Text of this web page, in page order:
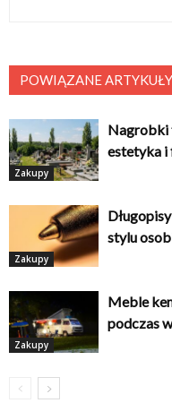
POWIĄZANE ARTYKUŁY
Zakupy
Nagrobki
estetyka i
Zakupy
stylu
Zakupy
Meble
podczas